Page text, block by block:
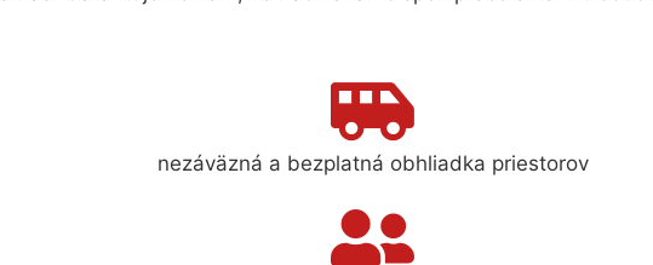
nezáväzná a bezplatná obhliadka priestorov